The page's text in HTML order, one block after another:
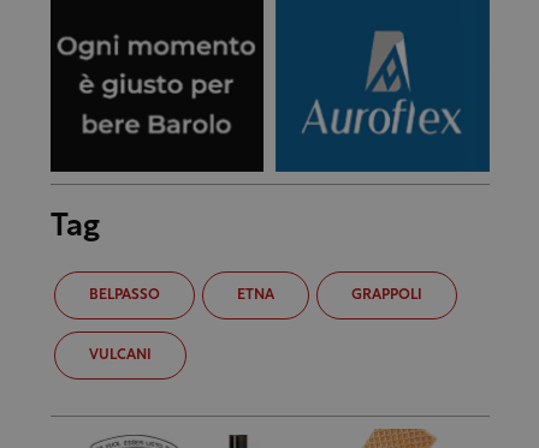
Tag
BELPASSO ETNA GRAPPOLI
VULCANI